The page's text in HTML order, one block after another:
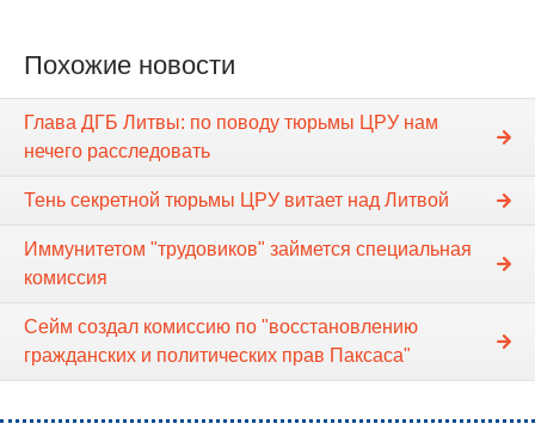
Похожие новости
Глава ДГБ Литвы: по поводу тюрьмы ЦРУ нам
нечего расследовать
Тень секретной тюрьмы ЦРУ витает над Литвой
Иммунитетом "трудовиков" займется специальная
комиссия
Сейм создал комиссию по "восстановлению
гражданских и политических прав Паксаса"